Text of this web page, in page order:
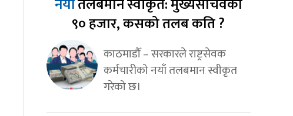
नयाँतलबमान स्वीकृत: मुख्यसचिवको
९० हजार, कसको तलब कति ?
काठमाडौँ – सरकारले राष्ट्रसेवक
कर्मचारीको नयाँ तलबमान स्वीकृत
गरेको छ।